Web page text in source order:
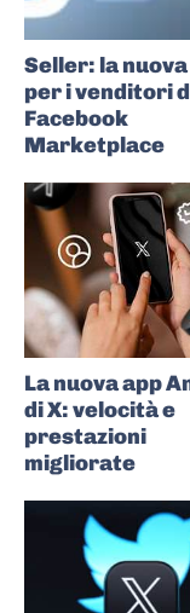
Seller: la
per i venditori
Facebook
Marketplace
La nuova app
di X: velocità e
prestazioni
migliorate